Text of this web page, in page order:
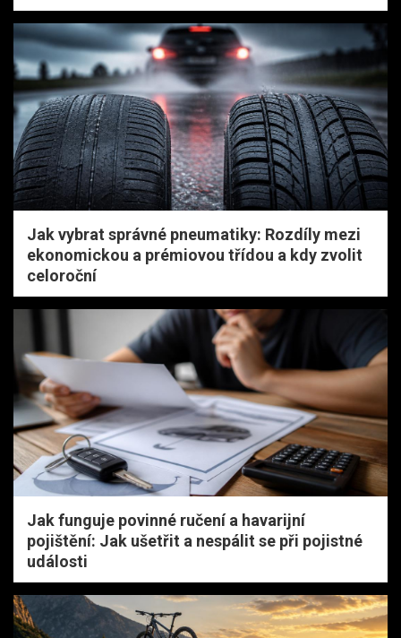
Jak vybrat správné pneumatiky: Rozdíly mezi
ekonomickou a prémiovou třídou a kdy zvolit
celoroční
Jak funguje povinné ručení a havarijní
pojištění: Jak ušetřit a nespálit se při pojistné
události